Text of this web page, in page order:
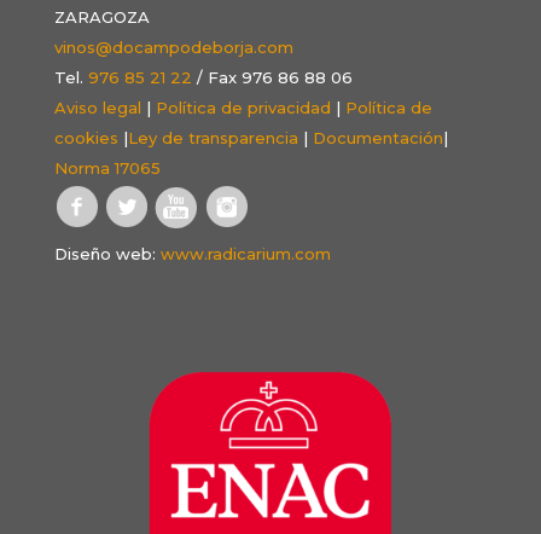
ZARAGOZA
vinos@docampodeborja.com
Tel. 976 85 21 22 / Fax 976 86 88 06
Aviso legal | Política de privacidad | Política de
cookies |Ley de transparencia | Documentación|
Norma 17065
Diseño web: www.radicarium.com